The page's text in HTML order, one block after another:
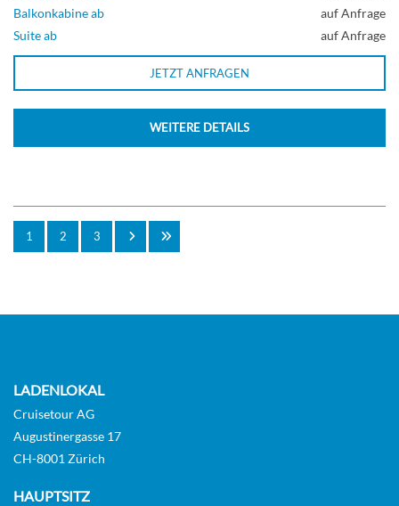
Balkonkabine ab
auf Anfrage
Suite ab
auf Anfrage
JETZT ANFRAGEN
WEITERE DETAILS
1 2 3
LADENLOKAL
Cruisetour AG
Augustinergasse 17
CH-8001 Zürich
HAUPTSITZ